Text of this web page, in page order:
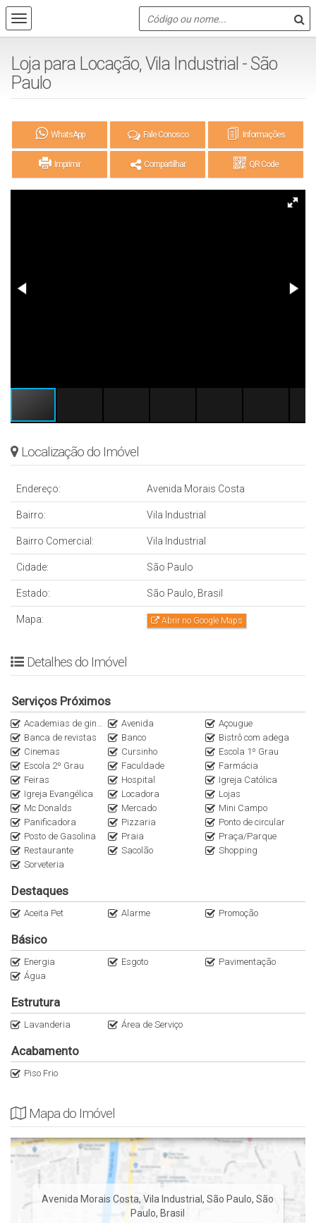
Loja para Locação, Vila Industrial - São
Paulo
WhatsApp Fale Conosco Informações
Imprimir Compartilhar QR Code
Localização do Imóvel
Endereço: Avenida Morais Costa
Bairro: Vila Industrial
Bairro Comercial: Vila Industrial
Cidade: São Paulo
Estado: São Paulo, Brasil
Mapa: Abrir no Google Maps
Detalhes do Imóvel
Serviços Próximos
Academias de ginástica Avenida
Açougue
Banca de revistas
Banco
Bistrô com adega
Cinemas
Cursinho
Escola 1º Grau
Escola 2º Grau
Faculdade
Farmácia
Feiras
Hospital
Igreja Católica
Igreja Evangélica
Locadora
Lojas
Mc Donalds
Mercado
Mini Campo
Panificadora
Pizzaria
Ponto de circular
Posto de Gasolina
Praia
Praça/Parque
Restaurante
Sacolão
Shopping
Sorveteria
Destaques
Aceita Pet Alarme Promoção
Básico
Energia Esgoto
Pavimentação
Água
Estrutura
Lavanderia Área de Serviço
Acabamento
Piso Frio
Mapa do Imóvel
Avenida Morais Costa,Vila Industrial,São Paulo,São
Paulo, Brasil